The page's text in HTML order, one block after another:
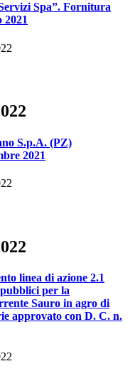
Spa”. Fornitura
2021
S.p.A. (PZ)
2021
linea di azione 2.1
per la
Sauro in agro di
approvato con D. C. n.